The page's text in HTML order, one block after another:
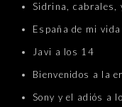
Sidrina, cabrales,
España de mi
Javi a los 14
Bienvenidos a la
Sony y el adiós a